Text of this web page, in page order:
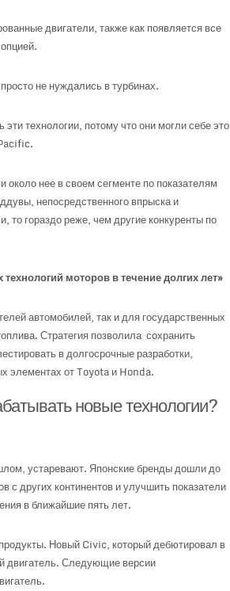
двигатели, также как появляется все
не нуждались в турбинах.
технологии, потому что они могли себе это
нее в своем сегменте по показателям
непосредственного впрыска и
то гораздо реже, чем другие конкуренты по
моторов в течение долгих лет»
автомобилей, так и для государственных
Стратегия позволила сохранить
в долгосрочные разработки,
элементах от Toyota и Honda.
новые технологии?
устаревают. Японские бренды дошли до
с других континентов и улучшить показатели
в ближайшие пять лет.
Новый Civic, который дебютировал в
двигатель. Следующие версии